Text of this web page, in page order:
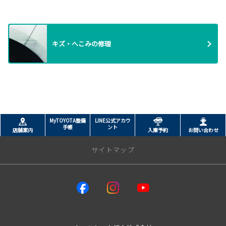
キズ・へこみの修理
店舗案内
MyTOYOTA整備
手帳
LINE公式アカウ
ント
入庫予約 お問い合わせ
サイトマップ